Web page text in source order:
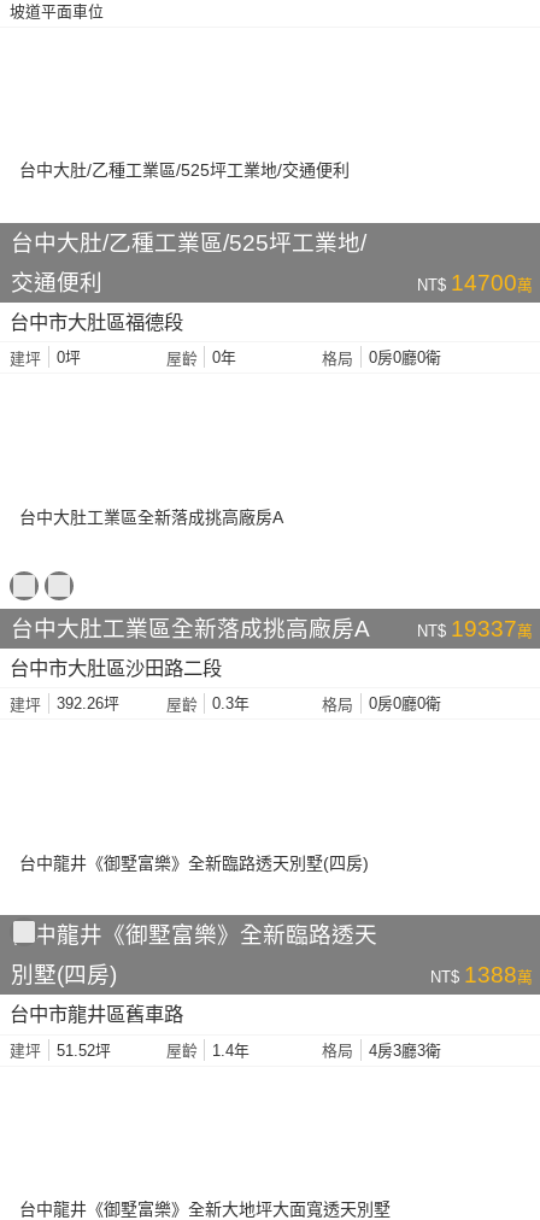
坡道平面車位
台中大肚/乙種工業區/525坪工業地/
交通便利
NT$ 14700萬
台中市大肚區福德段
建坪 0坪 屋齡 0年 格局 0房0廳0衛
台中大肚工業區全新落成挑高廠房A NT$ 19337萬
台中市大肚區沙田路二段
建坪 392.26坪 屋齡 0.3年 格局 0房0廳0衛
台中龍井《御墅富樂》全新臨路透天
別墅(四房)
NT$ 1388萬
台中市龍井區舊車路
建坪 51.52坪 屋齡 1.4年 格局 4房3廳3衛